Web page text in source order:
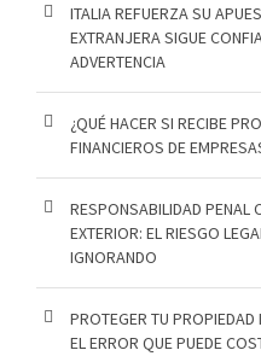
ITALIA REFUERZA SU
EXTRANJERA SIGUE
ADVERTENCIA
¿QUÉ HACER SI RECIBE
FINANCIEROS DE
RESPONSABILIDAD PENAL
EXTERIOR: EL RIESGO
IGNORANDO
PROTEGER TU PROPIEDAD
EL ERROR QUE PUEDE